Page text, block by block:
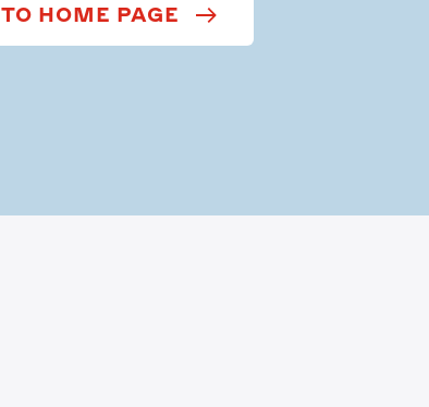
TO HOME PAGE